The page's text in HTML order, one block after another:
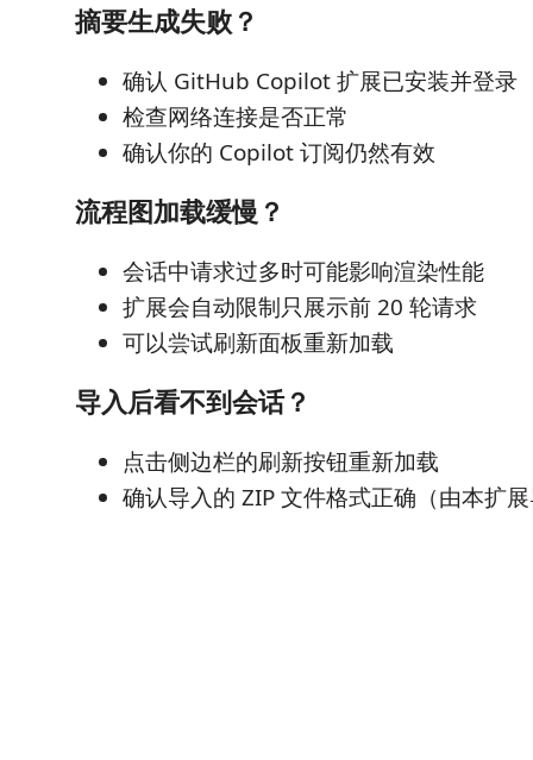
摘要生成失败？
确认 GitHub Copilot 扩展已安装并登录
检查网络连接是否正常
确认你的 Copilot 订阅仍然有效
流程图加载缓慢？
会话中请求过多时可能影响渲染性能
扩展会自动限制只展示前 20 轮请求
可以尝试刷新面板重新加载
导入后看不到会话？
点击侧边栏的刷新按钮重新加载
确认导入的 ZIP 文件格式正确（由本扩